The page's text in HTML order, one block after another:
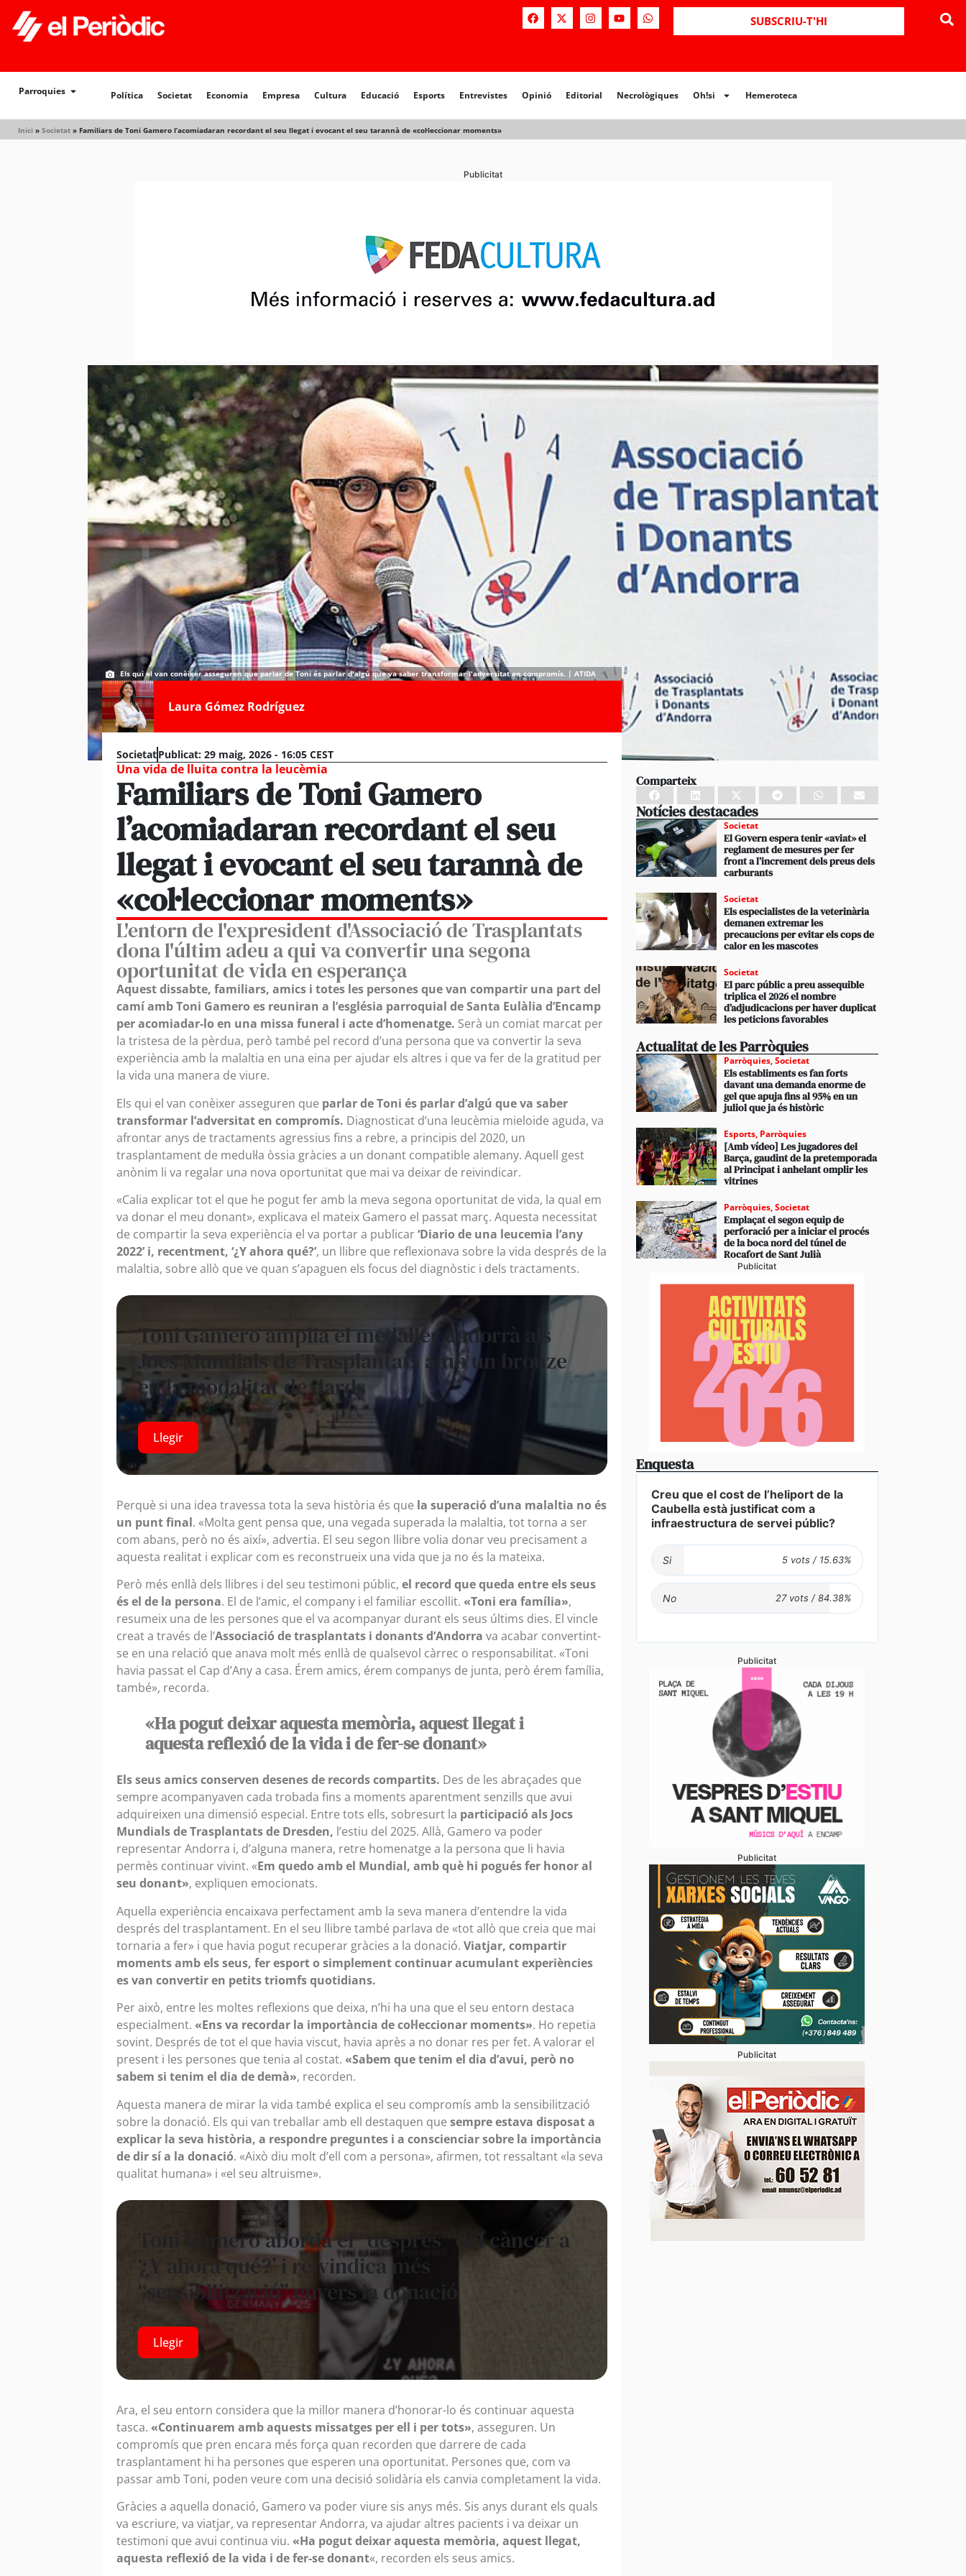
SUBSCRIU-T'HI
Parroquies Política Societat Economia Empresa Cultura Educació Esports Entrevistes Opinió Editorial Necrològiques Oh!si Hemeroteca
Inici » Societat » Familiars de Toni Gamero l’acomiadaran recordant el seu llegat i evocant el seu tarannà de «col·leccionar moments»
Publicitat
Els qui el van conèixer asseguren que parlar de Toni és parlar d'algú que va saber transformar l'adversitat en compromís. | ATIDA
Laura Gómez Rodríguez
SocietatPublicat: 29 maig, 2026 - 16:05 CEST
Una vida de lluita contra la leucèmia
Familiars de Toni Gamero
l’acomiadaran recordant el seu
llegat i evocant el seu tarannà de
«col·leccionar moments»
L'entorn de l'expresident d'Associació de Trasplantats
dona l'últim adeu a qui va convertir una segona
oportunitat de vida en esperança
Aquest dissabte, familiars, amics i totes les persones que van compartir una part del
camí amb Toni Gamero es reuniran a l’església parroquial de Santa Eulàlia d’Encamp
per acomiadar-lo en una missa funeral i acte d’homenatge. Serà un comiat marcat per
la tristesa de la pèrdua, però també pel record d’una persona que va convertir la seva
experiència amb la malaltia en una eina per ajudar els altres i que va fer de la gratitud per
la vida una manera de viure.
Els qui el van conèixer asseguren que parlar de Toni és parlar d’algú que va saber
transformar l’adversitat en compromís. Diagnosticat d’una leucèmia mieloide aguda, va
afrontar anys de tractaments agressius fins a rebre, a principis del 2020, un
trasplantament de medul·la òssia gràcies a un donant compatible alemany. Aquell gest
anònim li va regalar una nova oportunitat que mai va deixar de reivindicar.
«Calia explicar tot el que he pogut fer amb la meva segona oportunitat de vida, la qual em
va donar el meu donant», explicava el mateix Gamero el passat març. Aquesta necessitat
de compartir la seva experiència el va portar a publicar‘Diario de una leucemia l’any
2022’ i, recentment, ‘¿Y ahora qué?’, un llibre que reflexionava sobre la vida després de la
malaltia, sobre allò que ve quan s’apaguen els focus del diagnòstic i dels tractaments.
Toni Gamero amplia el medaller andorrà als
Jocs Mundials de Trasplantats amb un bronze
en la modalitat de dards
Llegir
Perquè si una idea travessa tota la seva història és que la superació d’una malaltia no és
un punt final. «Molta gent pensa que, una vegada superada la malaltia, tot torna a ser
com abans, però no és així», advertia. El seu segon llibre volia donar veu precisament a
aquesta realitat i explicar com es reconstrueix una vida que ja no és la mateixa.
Però més enllà dels llibres i del seu testimoni públic, el record que queda entre els seus
és el de la persona. El de l’amic, el company i el familiar escollit. «Toni era família»,
resumeix una de les persones que el va acompanyar durant els seus últims dies. El vincle
creat a través de l’Associació de trasplantats i donants d’Andorra va acabar convertint-
se en una relació que anava molt més enllà de qualsevol càrrec o responsabilitat. «Toni
havia passat el Cap d’Any a casa. Érem amics, érem companys de junta, però érem família,
també», recorda.
«Ha pogut deixar aquesta memòria, aquest llegat i
aquesta reflexió de la vida i de fer-se donant»
Els seus amics conserven desenes de records compartits. Des de les abraçades que
sempre acompanyaven cada trobada fins a moments aparentment senzills que avui
adquireixen una dimensió especial. Entre tots ells, sobresurt la participació als Jocs
Mundials de Trasplantats de Dresden, l’estiu del 2025. Allà, Gamero va poder
representar Andorra i, d’alguna manera, retre homenatge a la persona que li havia
permès continuar vivint. «Em quedo amb el Mundial, amb què hi pogués fer honor al
seu donant», expliquen emocionats.
Aquella experiència encaixava perfectament amb la seva manera d’entendre la vida
després del trasplantament. En el seu llibre també parlava de «tot allò que creia que mai
tornaria a fer» i que havia pogut recuperar gràcies a la donació. Viatjar, compartir
moments amb els seus, fer esport o simplement continuar acumulant experiències
es van convertir en petits triomfs quotidians.
Per això, entre les moltes reflexions que deixa, n’hi ha una que el seu entorn destaca
especialment. «Ens va recordar la importància de col·leccionar moments». Ho repetia
sovint. Després de tot el que havia viscut, havia après a no donar res per fet. A valorar el
present i les persones que tenia al costat. «Sabem que tenim el dia d’avui, però no
sabem si tenim el dia de demà», recorden.
Aquesta manera de mirar la vida també explica el seu compromís amb la sensibilització
sobre la donació. Els qui van treballar amb ell destaquen que sempre estava disposat a
explicar la seva història, a respondre preguntes i a conscienciar sobre la importància
de dir sí a la donació. «Això diu molt d’ell com a persona», afirmen, tot ressaltant «la seva
qualitat humana» i «el seu altruisme».
Toni Gamero aborda el “després” del càncer a
‘¿Y ahora qué?’ i reivindica més
“sensibilització” envers la donació
Llegir
Ara, el seu entorn considera que la millor manera d’honorar-lo és continuar aquesta
tasca. «Continuarem amb aquests missatges per ell i per tots», asseguren. Un
compromís que pren encara més força quan recorden que darrere de cada
trasplantament hi ha persones que esperen una oportunitat. Persones que, com va
passar amb Toni, poden veure com una decisió solidària els canvia completament la vida.
Gràcies a aquella donació, Gamero va poder viure sis anys més. Sis anys durant els quals
va escriure, va viatjar, va representar Andorra, va ajudar altres pacients i va deixar un
testimoni que avui continua viu. «Ha pogut deixar aquesta memòria, aquest llegat,
aquesta reflexió de la vida i de fer-se donant«, recorden els seus amics.
Comparteix
Notícies destacades
Societat
El Govern espera tenir «aviat» el
reglament de mesures per fer
front a l’increment dels preus dels
carburants
Societat
Els especialistes de la veterinària
demanen extremar les
precaucions per evitar els cops de
calor en les mascotes
Societat
El parc públic a preu assequible
triplica el 2026 el nombre
d’adjudicacions per haver duplicat
les peticions favorables
Actualitat de les Parròquies
Parròquies,Societat
Els establiments es fan forts
davant una demanda enorme de
gel que apuja fins al 95% en un
juliol que ja és històric
Esports, Parròquies
[Amb vídeo] Les jugadores del
Barça, gaudint de la pretemporada
al Principat i anhelant omplir les
vitrines
Parròquies,Societat
Emplaçat el segon equip de
perforació per a iniciar el procés
de la boca nord del túnel de
Rocafort de Sant Julià
Publicitat
Enquesta
Creu que el cost de l’heliport de la
Caubella està justificat com a
infraestructura de servei públic?
Si
No
Publicitat
Publicitat
Publicitat